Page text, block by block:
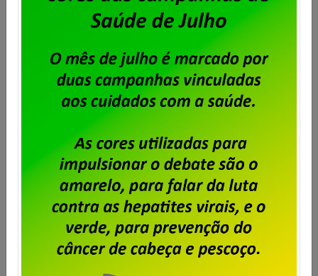
Ainda conforme a entidade, a empresa
possui atualmente mais de 3,5 mil
funcionários em todo o Brasil. A estrutura
conta com três data centers, localizados
nas cidades do Rio de Janeiro, São Paulo e
Brasília. A empresa tem ainda cinco
unidades de desenvolvimento, localizadas
nas cidades de Fortaleza, João Pessoa,
Natal, Rio de Janeiro e Florianópolis. O
atendimento operacional e técnico é feito
pelas 27 regionais, uma em cada capital.
No começo de janeiro, a Dataprev, cotada
pelo governo para ser privatizada,